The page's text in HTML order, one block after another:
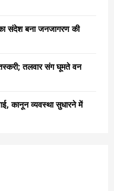
संदेश बना जनजागरण की
तलवार संग घूमते वन
कानून व्यवस्था सुधारने में